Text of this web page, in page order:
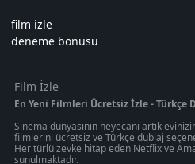
film izle
deneme bonusu
Film İzle
En Yeni Filmleri Ücretsiz İzle - Türkçe
Sinema dünyasının heyecanı artık
filmlerini ücretsiz ve Türkçe dublaj
Her türlü zevke hitap eden Netflix ve
sunulmaktadır.